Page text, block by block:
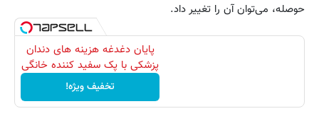
حوصله، می‌توان آن را تغییر داد.
پایان دغدغه هزینه های دندان
پزشکی با پک سفید کننده خانگی
تخفیف ویژه!